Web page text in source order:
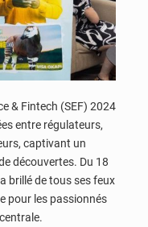
& Fintech (SEF) 2024
entre régulateurs,
captivant un
découvertes. Du 18
brillé de tous ses feux
pour les passionnés